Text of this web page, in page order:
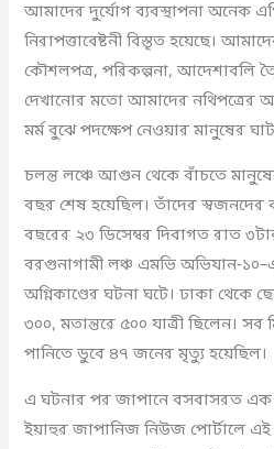
আমাদের দুর্যোগ ব্যবস্থাপনা অনেক
নিরাপত্তাবেষ্টনী বিস্তৃত হয়েছে।
কৌশলপত্র, পরিকল্পনা, আদেশাবলি
দেখানোর মতো আমাদের নথিপত্রের
মর্ম বুঝে পদক্ষেপ নেওয়ার মানুষের
চলন্ত লঞ্চে আগুন থেকে বাঁচতে
বছর শেষ হয়েছিল। তাঁদের স্বজনদের
বছরের ২৩ ডিসেম্বর দিবাগত রাত
বরগুনাগামী লঞ্চ এমভি অভিযান-
অগ্নিকাণ্ডের ঘটনা ঘটে। ঢাকা থেকে
৩০০, মতান্তরে ৫০০ যাত্রী ছিলেন।
পানিতে ডুবে ৪৭ জনের মৃত্যু হয়েছিল।
এ ঘটনার পর জাপানে বসবাসরত এক
ইয়াহুর জাপানিজ নিউজ পোর্টালে